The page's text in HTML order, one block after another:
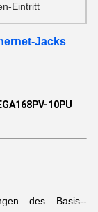
Eintritt
Jacks
10PU
des Basis--